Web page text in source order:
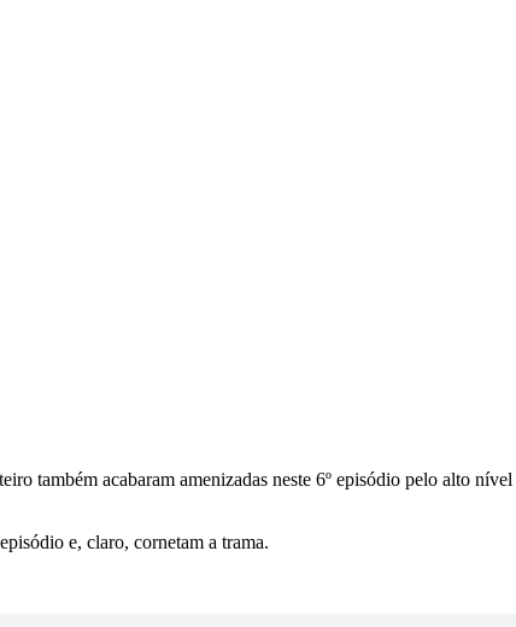
também acabaram amenizadas neste 6º episódio pelo alto
e, claro, cornetam a trama.